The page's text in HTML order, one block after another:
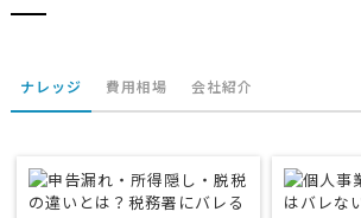
ナレッジ 費用相場 会社紹介